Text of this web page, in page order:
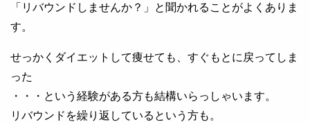
「リバウンドしませんか？」と聞かれることがよくありま
す。
せっかくダイエットして痩せても、すぐもとに戻ってしま
った
・・・という経験がある方も結構いらっしゃいます。
リバウンドを繰り返しているという方も。